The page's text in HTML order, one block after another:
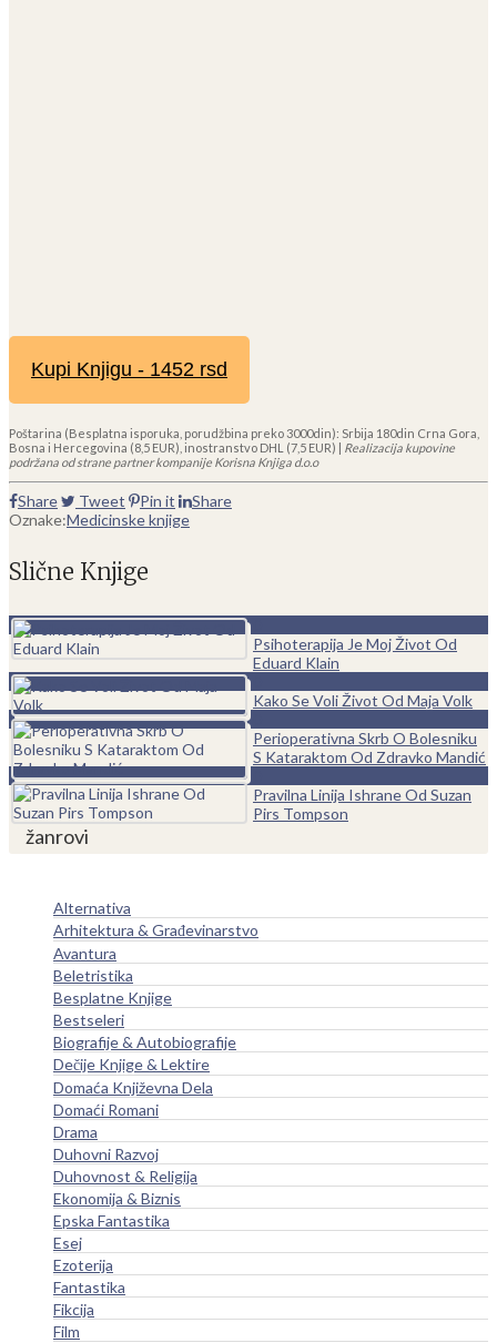
Kupi Knjigu - 1452 rsd
Poštarina (Besplatna isporuka, porudžbina preko 3000din): Srbija 180din Crna Gora,
Bosna i Hercegovina (8,5 EUR), inostranstvo DHL (7,5 EUR) | Realizacija kupovine
podržana od strane partner kompanije Korisna Knjiga d.o.o
Share Tweet Pin it
Share
Oznake:Medicinske knjige
Slične Knjige
Psihoterapija Je Moj Život Od
Eduard Klain
Kako Se Voli Život Od Maja Volk
Perioperativna Skrb O Bolesniku
S Kataraktom Od Zdravko Mandić
Pravilna Linija Ishrane Od Suzan
Pirs Tompson
žanrovi
Alternativa
Arhitektura & Građevinarstvo
Avantura
Beletristika
Besplatne Knjige
Bestseleri
Biografije & Autobiografije
Dečije Knjige & Lektire
Domaća Književna Dela
Domaći Romani
Drama
Duhovni Razvoj
Duhovnost & Religija
Ekonomija & Biznis
Epska Fantastika
Esej
Ezoterija
Fantastika
Fikcija
Film